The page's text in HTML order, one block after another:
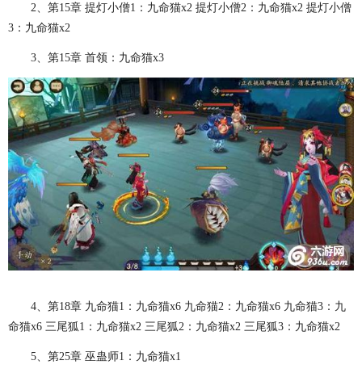
2、第15章 提灯小僧1：九命猫x2 提灯小僧2：九命猫x2 提灯小僧
3：九命猫x2
3、第15章 首领：九命猫x3
4、第18章 九命猫1：九命猫x6 九命猫2：九命猫x6 九命猫3：九
命猫x6 三尾狐1：九命猫x2 三尾狐2：九命猫x2 三尾狐3：九命猫x2
5、第25章 巫蛊师1：九命猫x1